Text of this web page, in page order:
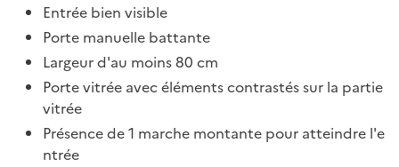
Entrée bien visible
Porte manuelle battante
Largeur d'au moins 80 cm
Porte vitrée avec éléments contrastés sur la partie
vitrée
Présence de 1 marche montante pour atteindre l'e
ntrée